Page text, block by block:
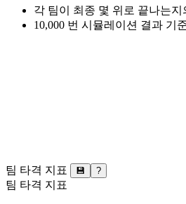
각 팀이 최종 몇 위로 끝나는지
10,000 번 시뮬레이션 결과 기
팀 타격 지표 💾 ?
팀 타격 지표